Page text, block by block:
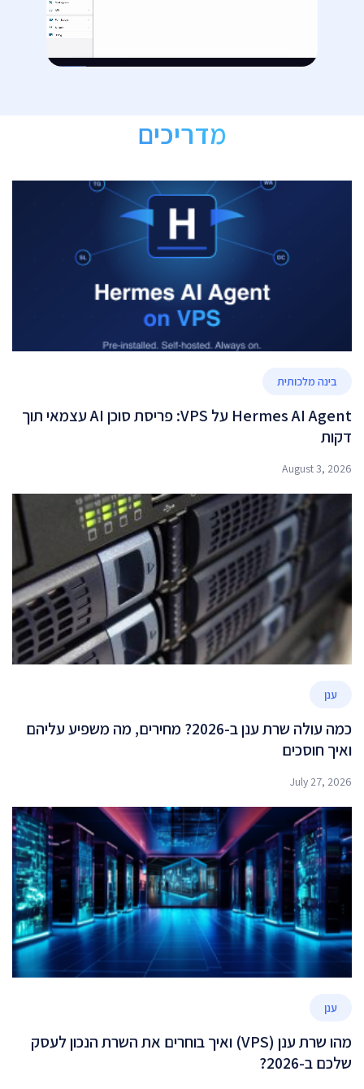
מדריכים
בינה מלכותית
Hermes AI Agent על VPS: פריסת סוכן AI עצמאי תוך
דקות
August 3, 2026
ענן
כמה עולה שרת ענן ב-2026? מחירים, מה משפיע עליהם
ואיך חוסכים
July 27, 2026
ענן
מהו שרת ענן (VPS) ואיך בוחרים את השרת הנכון לעסק
שלכם ב-2026?